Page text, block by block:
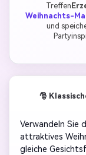
Treffen
Weihnachts-
und
🎅
Verwandeln Sie
attraktives
gleiche